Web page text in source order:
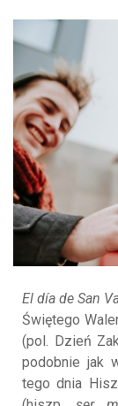
El día de San
Świętego
(pol. Dzień
podobnie jak
tego dnia